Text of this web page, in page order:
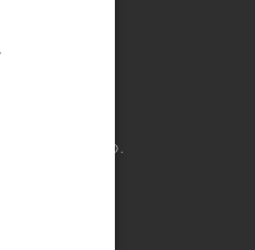
RESERVED.